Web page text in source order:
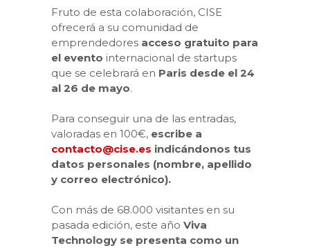
Fruto de esta colaboración, CISE
ofrecerá a su comunidad de
emprendedores acceso gratuito para
el evento internacional de startups
que se celebrará en Paris desde el 24
al 26 de mayo.
Para conseguir una de las entradas,
valoradas en 100€, escribe a
contacto@cise.es indicándonos tus
datos personales (nombre, apellido
y correo electrónico).
Con más de 68.000 visitantes en su
pasada edición, este año Viva
Technology se presenta como un